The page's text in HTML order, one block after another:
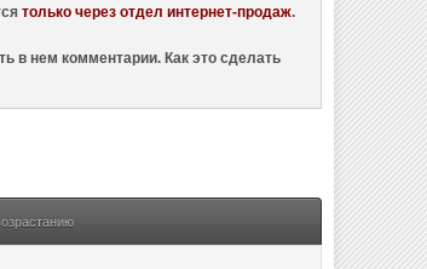
только через отдел интернет-продаж.
в нем комментарии. Как это сделать